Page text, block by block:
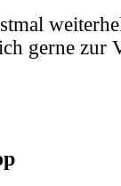
gerne zur